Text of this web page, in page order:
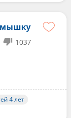
мышку
1037
4 лет